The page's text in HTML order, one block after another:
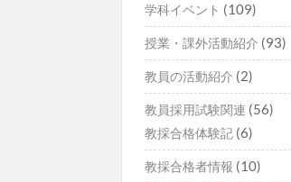
学科イベント (109)
授業・課外活動紹介 (93)
教員の活動紹介 (2)
教員採用試験関連 (56)
教採合格体験記 (6)
教採合格者情報 (10)